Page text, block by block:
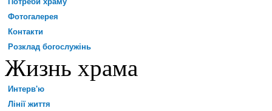
Фотогалерея
Контакти
Розклад богослужінь
Жизнь храма
Интерв'ю
Лінії життя